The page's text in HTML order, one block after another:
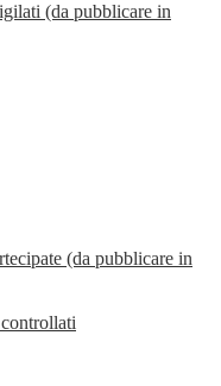
(da pubblicare in
(da pubblicare in